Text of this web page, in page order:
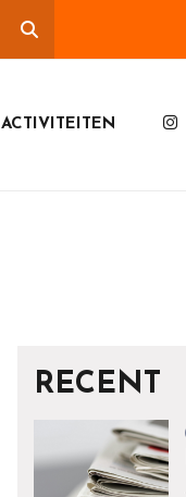
ACTIVITEITEN
RECENT